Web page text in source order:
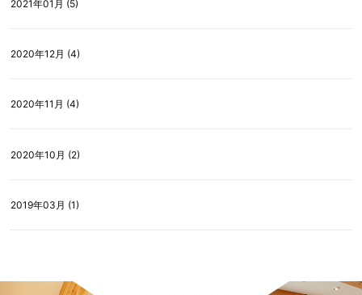
2021年01月 (5)
2020年12月 (4)
2020年11月 (4)
2020年10月 (2)
2019年03月 (1)